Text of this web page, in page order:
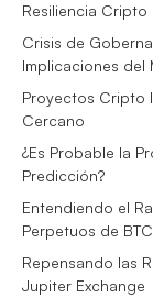
Resiliencia
Crisis de
Implicaciones del
Proyectos Cripto
Cercano
¿Es Probable la
Predicción?
Entendiendo el
Perpetuos de BTC
Repensando las
Jupiter Exchange